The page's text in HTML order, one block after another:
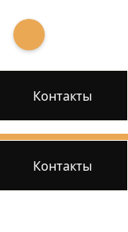
Контакты
Контакты